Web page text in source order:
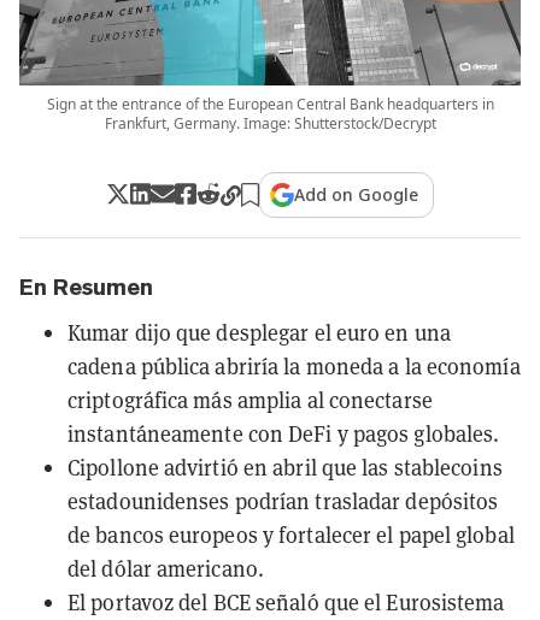
Sign at the entrance of the European Central Bank headquarters in
Frankfurt, Germany. Image: Shutterstock/Decrypt
Add on Google
En Resumen
Kumar dijo que desplegar el euro en una
cadena pública abriría la moneda a la economía
criptográfica más amplia al conectarse
instantáneamente con DeFi y pagos globales.
Cipollone advirtió en abril que las stablecoins
estadounidenses podrían trasladar depósitos
de bancos europeos y fortalecer el papel global
del dólar americano.
El portavoz del BCE señaló que el Eurosistema